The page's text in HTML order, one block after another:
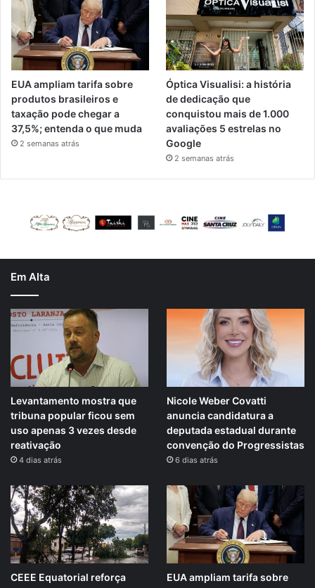
EUA ampliam tarifa sobre
produtos brasileiros e
taxação pode chegar a
37,5%; entenda o que muda
2 semanas atrás
Óptica Visualisi: a história
de dedicação que
conquistou mais de 1.000
avaliações 5 estrelas no
Google
2 semanas atrás
Em Alta
Levantamento mostra que
tribuna popular ficou sem
uso apenas 3 vezes desde
reativação
4 dias atrás
Nicole Weber Covatti
anuncia candidatura a
deputada estadual durante
convenção do Progressistas
6 dias atrás
CEEE Equatorial reforça
EUA ampliam tarifa sobre